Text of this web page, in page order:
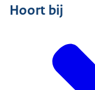
Hoort bij